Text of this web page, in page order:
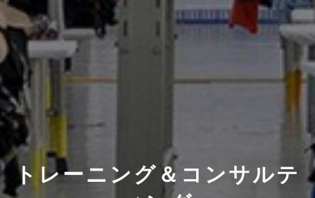
トレーニング＆コンサルテ